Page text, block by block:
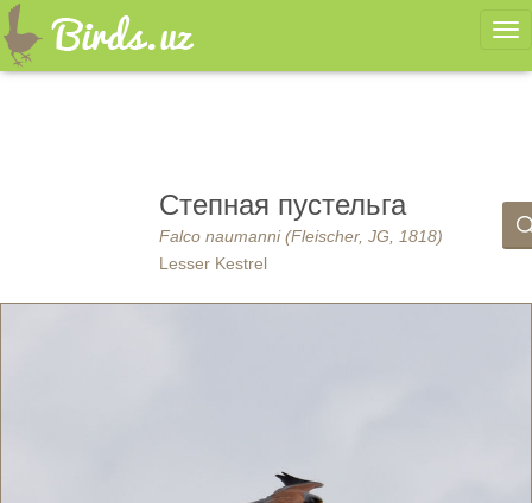
Степная пустельга
Falco naumanni (Fleischer, JG, 1818)
Lesser Kestrel